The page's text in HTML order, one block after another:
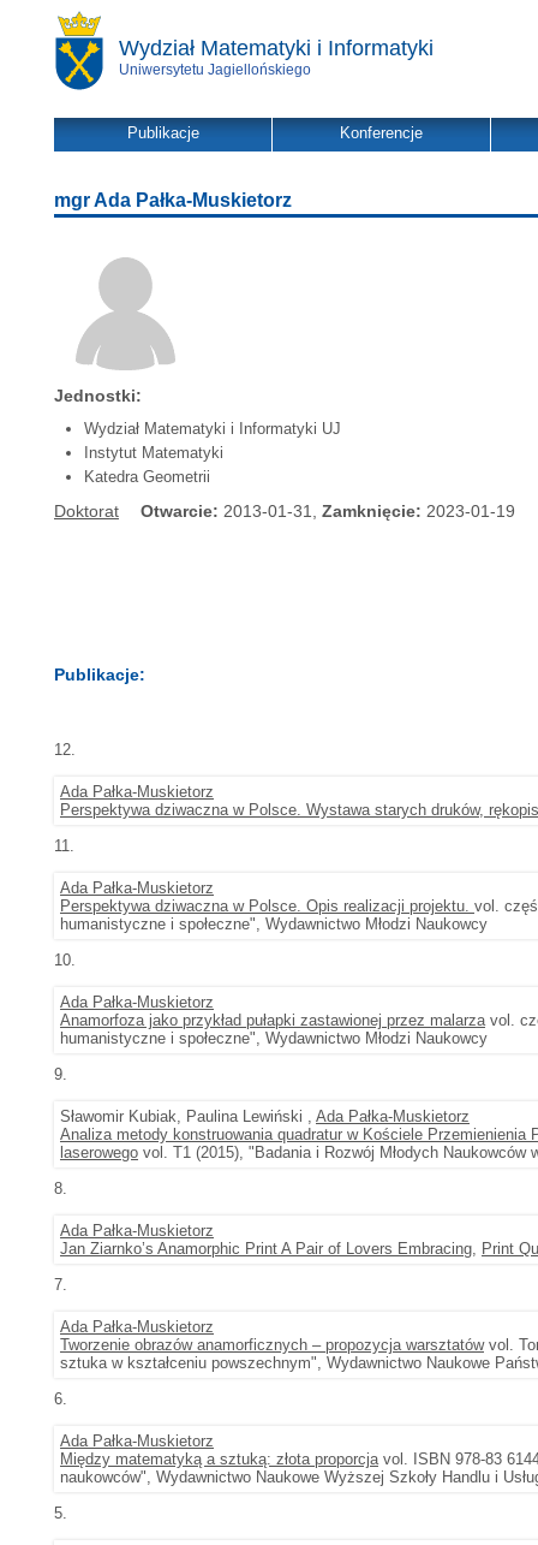
Wydział Matematyki i Informatyki
Uniwersytetu Jagiellońskiego
Publikacje Konferencje
mgr Ada Pałka-Muskietorz
Jednostki:
Wydział Matematyki i Informatyki UJ
Instytut Matematyki
Katedra Geometrii
Doktorat Otwarcie: 2013-01-31, Zamknięcie: 2023-01-19
Publikacje:
12.
Ada Pałka-Muskietorz
Perspektywa dziwaczna w Polsce. Wystawa starych druków,
11.
Ada Pałka-Muskietorz
Perspektywa dziwaczna w Polsce. Opis realizacji projektu. vol.
humanistyczne i społeczne", Wydawnictwo Młodzi Naukowcy
10.
Ada Pałka-Muskietorz
Anamorfoza jako przykład pułapki zastawionej przez malarzavol.
humanistyczne i społeczne", Wydawnictwo Młodzi Naukowcy
9.
Sławomir Kubiak, Paulina Lewiński , Ada Pałka-Muskietorz
Analiza metody konstruowania quadratur w Kościele
laserowego vol. T1 (2015), "Badania i Rozwój Młodych
8.
Ada Pałka-Muskietorz
Jan Ziarnko’s Anamorphic Print A Pair of Lovers Embracing, Print
7.
Ada Pałka-Muskietorz
Tworzenie obrazów anamorficznych – propozycja warsztatówvol.
sztuka w kształceniu powszechnym", Wydawnictwo Naukowe
6.
Ada Pałka-Muskietorz
Między matematyką a sztuką: złota proporcjavol. ISBN 978-83
naukowców", Wydawnictwo Naukowe Wyższej Szkoły Handlu i
5.